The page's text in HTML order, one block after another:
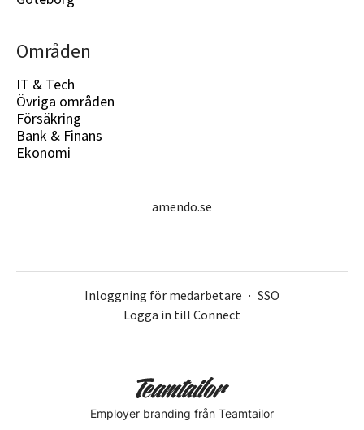
Områden
IT & Tech
Övriga områden
Försäkring
Bank & Finans
Ekonomi
amendo.se
Inloggning för medarbetare · SSO
Logga in till Connect
Employer branding från Teamtailor